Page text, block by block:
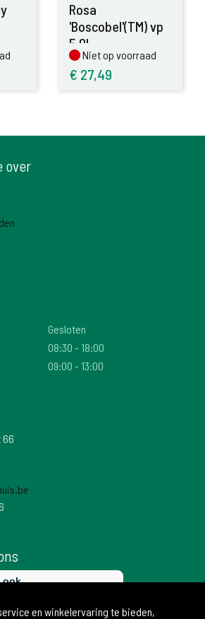
Rosa
'Boscobel'(TM) vp
5,0L
Niet op voorraad
Niet op voorraad
€ 27,49
over
Gesloten
08:30 - 18:00
09:00 - 13:00
66
en winkelervaring te bieden,